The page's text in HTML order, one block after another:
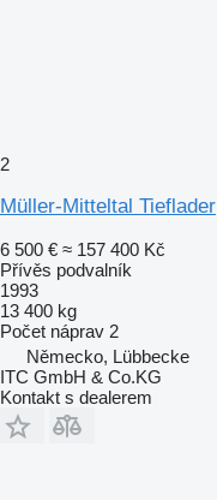
2
Müller-Mitteltal Tieflader
6 500 € ≈ 157 400 Kč
Přívěs podvalník
1993
13 400 kg
Počet náprav 2
Německo, Lübbecke
ITC GmbH & Co.KG
Kontakt s dealerem